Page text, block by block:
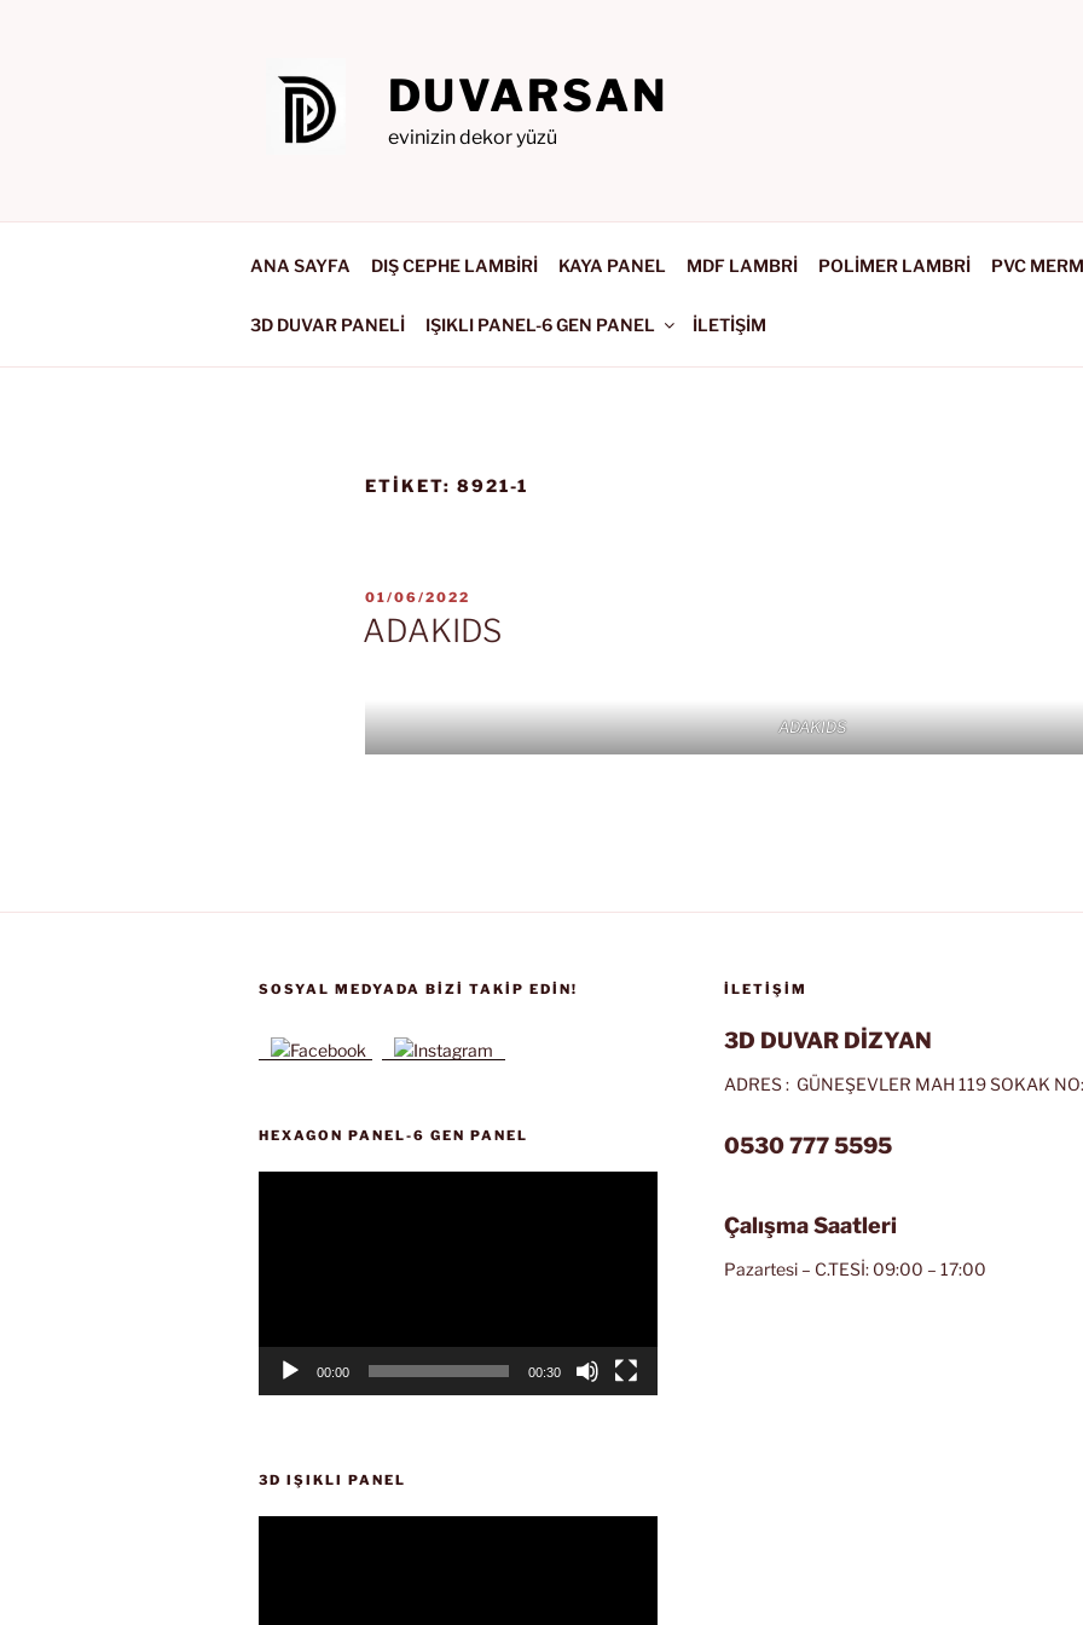
DUVARSAN
evinizin dekor yüzü
ANA SAYFA DIŞ CEPHE LAMBİRİ KAYA PANEL MDF LAMBRİ POLİMER LAMBRİ PVC
3D DUVAR PANELİ IŞIKLI PANEL-6 GEN PANEL İLETİŞİM
ETIKET: 8921-1
YAYIM
TARIHI
01/06/2022
ADAKIDS
ADAKIDS
SOSYAL MEDYADA BIZI TAKIP EDIN!
HEXAGON PANEL-6 GEN PANEL
00:00 00:30
3D IŞIKLI PANEL
İLETIŞIM
3D DUVAR DİZYAN
ADRES : GÜNEŞEVLER MAH 119 SOKAK
0530 777 5595
Çalışma Saatleri
Pazartesi – C.TESİ: 09:00 – 17:00